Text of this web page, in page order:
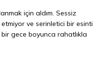
için aldım. Sessiz
ve serinletici bir esinti
gece boyunca rahatlıkla